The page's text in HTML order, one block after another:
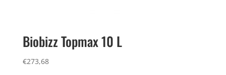
Biobizz Topmax 10 L
€273,68